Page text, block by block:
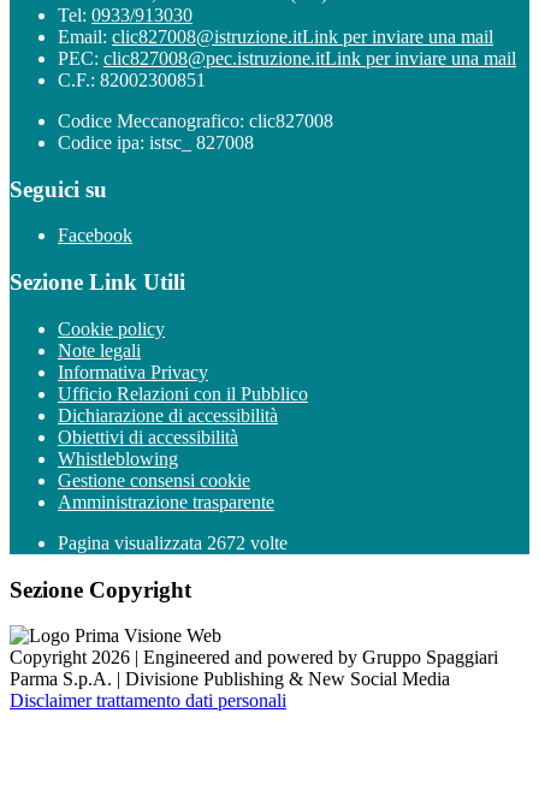
Tel: 0933/913030
Email: clic827008@istruzione.itLink per inviare una mail
PEC: clic827008@pec.istruzione.itLink per inviare una mail
C.F.: 82002300851
Codice Meccanografico: clic827008
Codice ipa: istsc_ 827008
Seguici su
Facebook
Sezione Link Utili
Cookie policy
Note legali
Informativa Privacy
Ufficio Relazioni con il Pubblico
Dichiarazione di accessibilità
Obiettivi di accessibilità
Whistleblowing
Gestione consensi cookie
Amministrazione trasparente
Pagina visualizzata 2672 volte
Sezione Copyright
Copyright 2026 | Engineered and powered by Gruppo Spaggiari
Parma S.p.A. | Divisione Publishing & New Social Media
Disclaimer trattamento dati personali